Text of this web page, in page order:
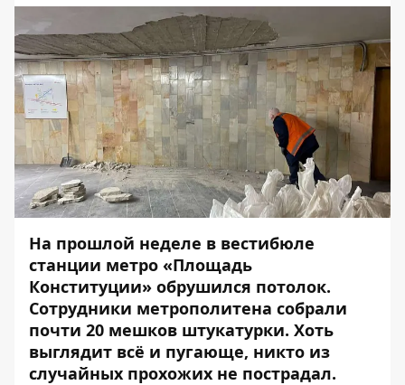
На прошлой неделе в вестибюле
станции метро «Площадь
Конституции» обрушился потолок.
Сотрудники метрополитена собрали
почти 20 мешков штукатурки. Хоть
выглядит всё и пугающе, никто из
случайных прохожих не пострадал.